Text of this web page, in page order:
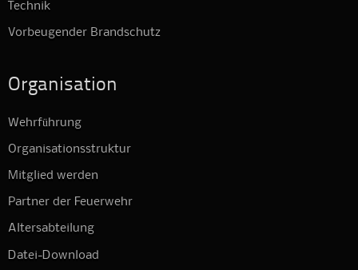
Technik
Vorbeugender Brandschutz
Organisation
Wehrführung
Organisationsstruktur
Mitglied werden
Partner der Feuerwehr
Altersabteilung
Datei-Download